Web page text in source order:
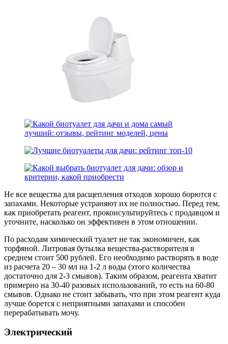
Не все вещества для расщепления отходов хорошо борются с
запахами. Некоторые устраняют их не полностью. Перед тем,
как приобретать реагент, проконсультируйтесь с продавцом и
уточните, насколько он эффективен в этом отношении.
По расходам химический туалет не так экономичен, как
торфяной. Литровая бутылка вещества-растворителя в
среднем стоит 500 рублей. Его необходимо растворять в воде
из расчета 20 – 30 мл на 1-2 л воды (этого количества
достаточно для 2-3 смывов). Таким образом, реагента хватит
примерно на 30-40 разовых использований, то есть на 60-80
смывов. Однако не стоит забывать, что при этом реагент куда
лучше борется с неприятными запахами и способен
перерабатывать мочу.
Электрический